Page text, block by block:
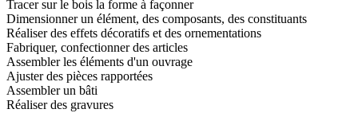
Tracer sur le bois la forme à façonner
Dimensionner un élément, des composants, des constituants
Réaliser des effets décoratifs et des ornementations
Fabriquer, confectionner des articles
Assembler les éléments d'un ouvrage
Ajuster des pièces rapportées
Assembler un bâti
Réaliser des gravures